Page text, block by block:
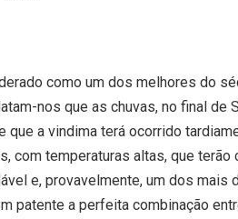
como um dos melhores do
nos que as chuvas, no final de
que a vindima terá ocorrido
com temperaturas altas, que terão
e, provavelmente, um dos
patente a perfeita combinação